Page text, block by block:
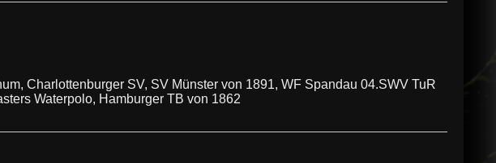
Charlottenburger SV, SV Münster von 1891, WF Spandau 04.SWV TuR
Waterpolo, Hamburger TB von 1862